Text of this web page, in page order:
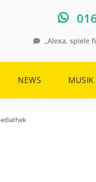
„Alexa, spiele
NEWS MUSIK